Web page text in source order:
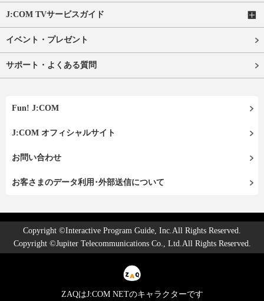
J:COM TVサービスガイド
イベント・プレゼント
サポート・よくある質問
Fun! J:COM
J:COM オフィシャルサイト
お問い合わせ
お客さまのデータ利用･外部送信について
Copyright ©Interactive Program Guide, Inc.All Rights Reserved.
Copyright ©Jupiter Telecommunications Co., Ltd.All Rights Reserved.
ZAQはJ:COM NETのキャラクターです